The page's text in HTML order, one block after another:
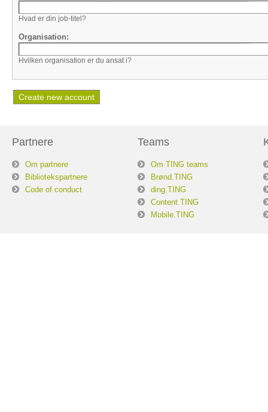
Hvad er din job-titel?
Organisation:
Hvilken organisation er du ansat i?
Partnere
Om partnere
Bibliotekspartnere
Code of conduct
Teams
Om TING teams
Brønd.TING
ding.TING
Content.TING
Mobile.TING